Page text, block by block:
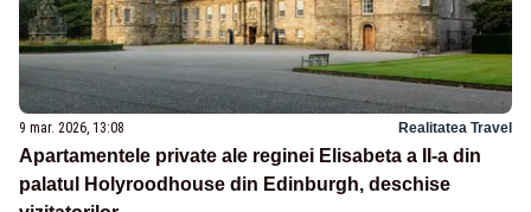
9 mar. 2026, 13:08 Realitatea Travel
Apartamentele private ale reginei Elisabeta a II-a din
palatul Holyroodhouse din Edinburgh, deschise